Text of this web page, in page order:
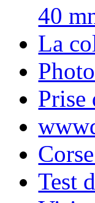
40
La
Prise
Test